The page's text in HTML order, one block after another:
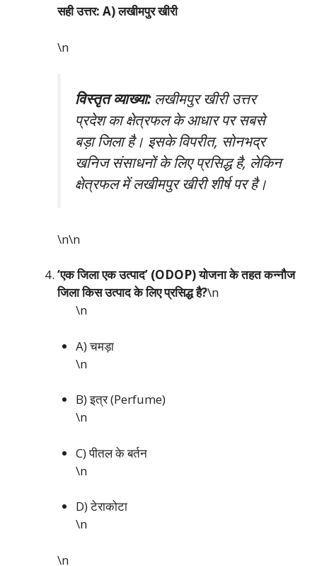
सही उत्तर: A) लखीमपुर खीरी
\n
विस्तृत व्याख्या:लखीमपुर खीरी उत्तर
प्रदेश का क्षेत्रफल के आधार पर सबसे
बड़ा जिला है। इसके विपरीत, सोनभद्र
खनिज संसाधनों के लिए प्रसिद्ध है, लेकिन
क्षेत्रफल में लखीमपुर खीरी शीर्ष पर है।
\n\n
‘एक जिला एक उत्पाद’ (ODOP) योजना के तहत कन्नौज
जिला किस उत्पाद के लिए प्रसिद्ध है?\n
\n
A) चमड़ा
\n
B) इत्र (Perfume)
\n
C) पीतल के बर्तन
\n
D) टेराकोटा
\n
\n